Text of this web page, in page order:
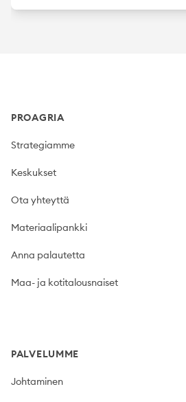
PROAGRIA
Strategiamme
Keskukset
Ota yhteyttä
Materiaalipankki
Anna palautetta
Maa- ja kotitalousnaiset
PALVELUMME
Johtaminen